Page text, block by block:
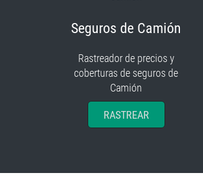
Seguros de Camión
Rastreador de precios y
coberturas de seguros de
Camión
RASTREAR